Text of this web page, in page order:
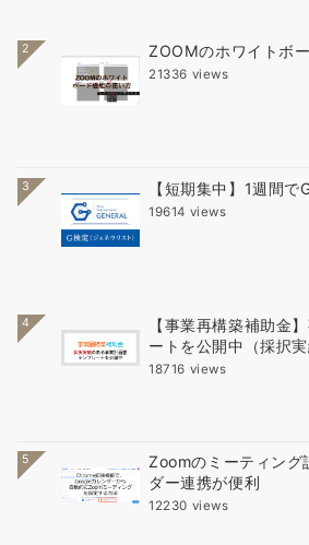
2 ZOOMのホワイトボ
21336 views
3 【短期集中】1週間
19614 views
4
【事業再構築補助金
ートを公開中（採択実
18716 views
5
Zoomのミーティン
ダー連携が便利
12230 views